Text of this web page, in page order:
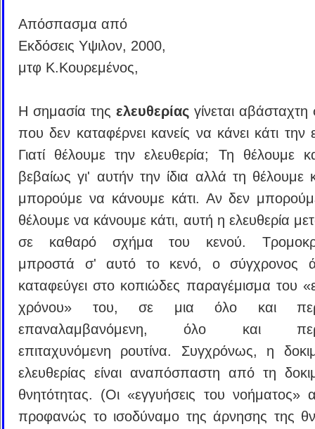
Απόσπασμα από
Εκδόσεις Υψιλον, 2000,
μτφ Κ.Κουρεμένος,
Η σημασία της ελευθερίας γίνεται
που δεν καταφέρνει κανείς να κάνει κάτι την
Γιατί θέλουμε την ελευθερία; Τη θέλουμε
βεβαίως γι' αυτήν την ίδια αλλά τη θέλουμε
μπορούμε να κάνουμε κάτι. Αν δεν
θέλουμε να κάνουμε κάτι, αυτή η ελευθερία
σε καθαρό σχήμα του κενού.
μπροστά σ' αυτό το κενό, ο σύγχρονος
καταφεύγει στο κοπιώδες παραγέμισμα του
χρόνου» του, σε μια όλο και
επαναλαμβανόμενη, όλο και
επιταχυνόμενη ρουτίνα. Συγχρόνως, η
ελευθερίας είναι αναπόσπαστη από τη
θνητότητας. (Οι «εγγυήσεις του νοήματος»
προφανώς το ισοδύναμο της άρνησης της